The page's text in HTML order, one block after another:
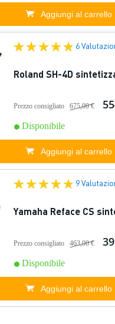
Aggiungi al carrello
6
Roland SH-4D
Prezzo consigliato 675,00 €
Disponibile
Aggiungi al carrello
9
Yamaha Reface CS
Prezzo consigliato 463,00 €
Disponibile
Aggiungi al carrello